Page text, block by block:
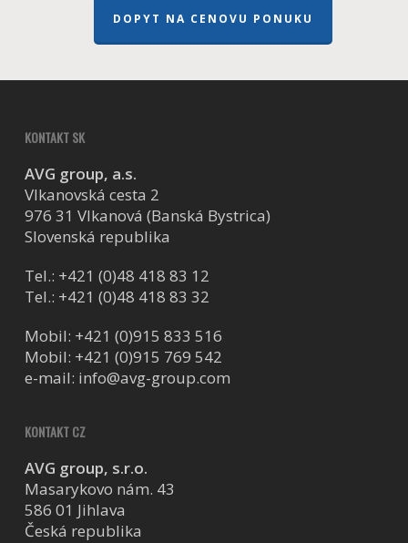
DOPYT NA CENOVU PONUKU
KONTAKT SK
AVG group, a.s.
Vlkanovská cesta 2
976 31 Vlkanová (Banská Bystrica)
Slovenská republika
Tel.: +421 (0)48 418 83 12
Tel.: +421 (0)48 418 83 32
Mobil: +421 (0)915 833 516
Mobil: +421 (0)915 769 542
e-mail: info@avg-group.com
KONTAKT CZ
AVG group, s.r.o.
Masarykovo nám. 43
586 01 Jihlava
Česká republika